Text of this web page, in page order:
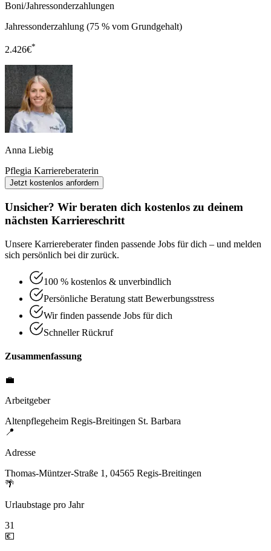
Boni/Jahressonderzahlungen
Jahressonderzahlung (75 % vom Grundgehalt)
2.426€*
Anna Liebig
Pflegia Karriereberaterin
Jetzt kostenlos anfordern
Unsicher? Wir beraten dich kostenlos zu deinem
nächsten Karriereschritt
Unsere Karriereberater finden passende Jobs für dich – und melden
sich persönlich bei dir zurück.
100 % kostenlos & unverbindlich
Persönliche Beratung statt Bewerbungsstress
Wir finden passende Jobs für dich
Schneller Rückruf
Zusammenfassung
💼
Arbeitgeber
Altenpflegeheim Regis-Breitingen St. Barbara
📍
Adresse
Thomas-Müntzer-Straße 1, 04565 Regis-Breitingen
🌴
Urlaubstage pro Jahr
31
💶